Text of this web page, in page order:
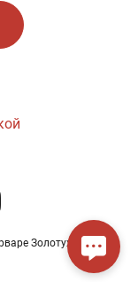
Золотухиной.